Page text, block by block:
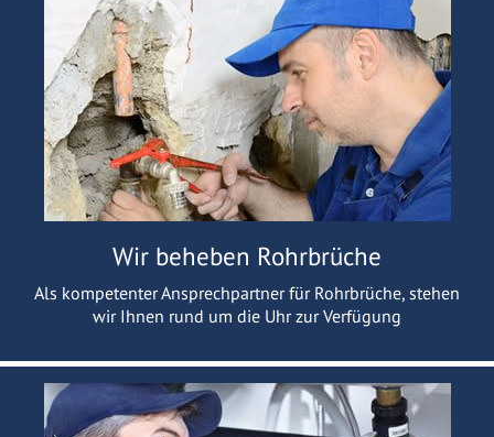
Wir beheben Rohrbrüche
Als kompetenter Ansprechpartner für Rohrbrüche, stehen
wir Ihnen rund um die Uhr zur Verfügung